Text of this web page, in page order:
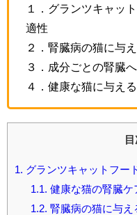
１．グランツキャッ
適性
２．腎臓病の猫に与
３．成分ごとの腎臓
４．健康な猫に与え
1. グランツキャットフー
1.1. 健康な猫の腎臓ケ
1.2. 腎臓病の猫に与え